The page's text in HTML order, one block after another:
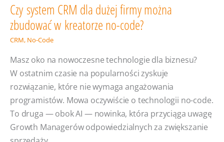
Czy system CRM dla dużej firmy można
zbudować w kreatorze no-code?
CRM, No-Code
Masz oko na nowoczesne technologie dla biznesu?
W ostatnim czasie na popularności zyskuje
rozwiązanie, które nie wymaga angażowania
programistów. Mowa oczywiście o technologii no-code.
To druga — obok AI — nowinka, która przyciąga uwagę
Growth Managerów odpowiedzialnych za zwiększanie